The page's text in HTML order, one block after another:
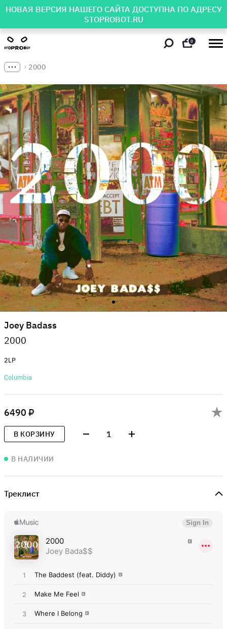
НОВАЯ ВЕРСИЯ НАШЕГО САЙТА ДОСТУПНА ПО АДРЕСУ
STOPROBOT.RU
0
2000
Joey Badass
2000
2LP
Columbia
6490 ₽
В КОРЗИНУ 1
В НАЛИЧИИ
Треклист